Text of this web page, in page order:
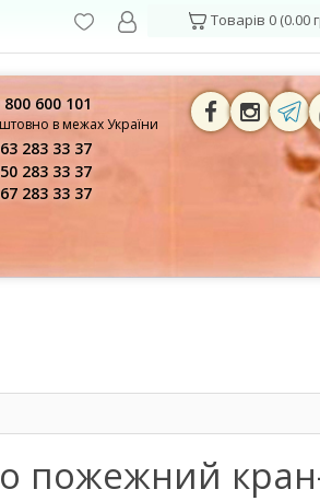
Товарів 0 (0.00
800 600 101
в межах України
283 33 37
283 33 37
283 33 37
пожежний